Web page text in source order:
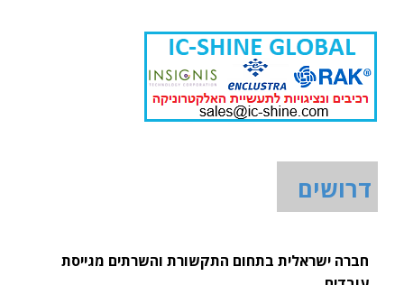
דרושים
חברה ישראלית בתחום התקשורת והשרתים מגייסת